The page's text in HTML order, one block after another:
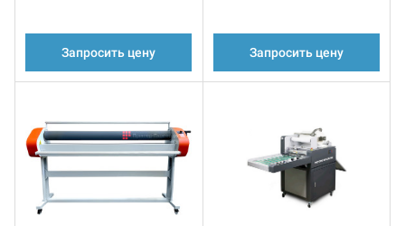
Запросить цену Запросить цену